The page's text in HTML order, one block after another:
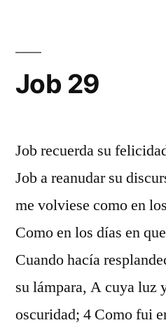
Job 29
Job recuerda su
Job a reanudar su
me volviese como en
Como en los días en
Cuando hacía
su lámpara, A cuya luz
oscuridad; 4 Como fui